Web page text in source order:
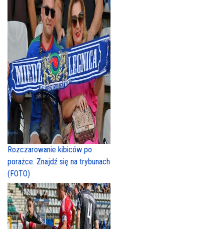
Rozczarowanie kibiców po
porażce. Znajdź się na trybunach
(FOTO)